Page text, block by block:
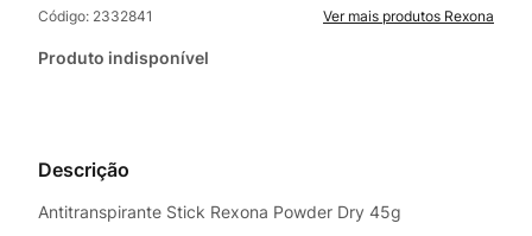
Código: 2332841 Rexona
Produto indisponível
Descrição
Antitranspirante Stick Rexona Powder Dry 45g